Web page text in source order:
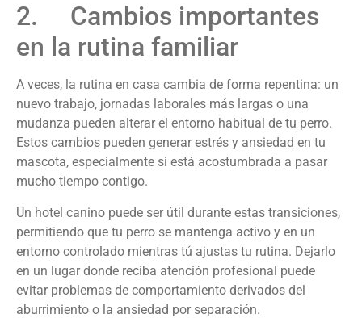
2. Cambios importantes
en la rutina familiar
A veces, la rutina en casa cambia de forma repentina: un
nuevo trabajo, jornadas laborales más largas o una
mudanza pueden alterar el entorno habitual de tu perro.
Estos cambios pueden generar estrés y ansiedad en tu
mascota, especialmente si está acostumbrada a pasar
mucho tiempo contigo.
Un hotel canino puede ser útil durante estas transiciones,
permitiendo que tu perro se mantenga activo y en un
entorno controlado mientras tú ajustas tu rutina. Dejarlo
en un lugar donde reciba atención profesional puede
evitar problemas de comportamiento derivados del
aburrimiento o la ansiedad por separación.